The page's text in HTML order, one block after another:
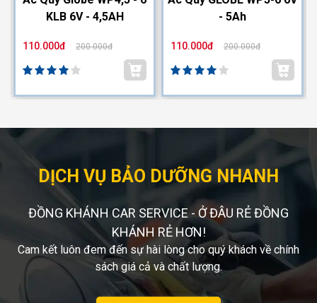
KLB 6V - 4,5AH
110.000đ 200.000đ
- 5Ah
110.000đ 200.000đ
DỊCH VỤ BẢO DƯỠNG NHANH
ĐỒNG KHÁNH CAR SERVICE - Ở ĐÂU RẺ ĐỒNG
KHÁNH RẺ HƠN!
Cam kết luôn đem đến sự hài lòng cho quý khách về chính
sách giá cả và chất lượng.